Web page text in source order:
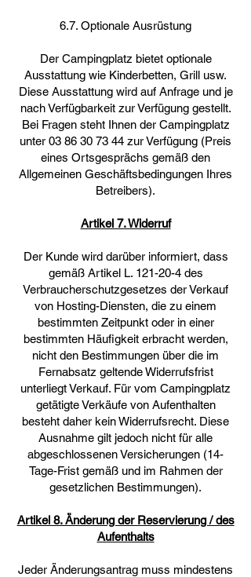
6.7. Optionale Ausrüstung
Der Campingplatz bietet optionale
Ausstattung wie Kinderbetten, Grill usw.
Diese Ausstattung wird auf Anfrage und je
nach Verfügbarkeit zur Verfügung gestellt.
Bei Fragen steht Ihnen der Campingplatz
unter 03 86 30 73 44 zur Verfügung (Preis
eines Ortsgesprächs gemäß den
Allgemeinen Geschäftsbedingungen Ihres
Betreibers).
Artikel 7. Widerruf
Der Kunde wird darüber informiert, dass
gemäß Artikel L. 121-20-4 des
Verbraucherschutzgesetzes der Verkauf
von Hosting-Diensten, die zu einem
bestimmten Zeitpunkt oder in einer
bestimmten Häufigkeit erbracht werden,
nicht den Bestimmungen über die im
Fernabsatz geltende Widerrufsfrist
unterliegt Verkauf. Für vom Campingplatz
getätigte Verkäufe von Aufenthalten
besteht daher kein Widerrufsrecht. Diese
Ausnahme gilt jedoch nicht für alle
abgeschlossenen Versicherungen (14-
Tage-Frist gemäß und im Rahmen der
gesetzlichen Bestimmungen).
Artikel 8. Änderung der Reservierung / des
Aufenthalts
Jeder Änderungsantrag muss mindestens